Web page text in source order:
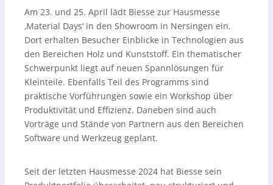
Am 23. und 25. April lädt Biesse zur Hausmesse
‚Material Days‘ in den Showroom in Nersingen ein.
Dort erhalten Besucher Einblicke in Technologien aus
den Bereichen Holz und Kunststoff. Ein thematischer
Schwerpunkt liegt auf neuen Spannlösungen für
Kleinteile. Ebenfalls Teil des Programms sind
praktische Vorführungen sowie ein Workshop über
Produktivität und Effizienz. Daneben sind auch
Vorträge und Stände von Partnern aus den Bereichen
Software und Werkzeug geplant.
Seit der letzten Hausmesse 2024 hat Biesse sein